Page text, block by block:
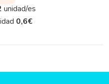
unidad/es
0,6€